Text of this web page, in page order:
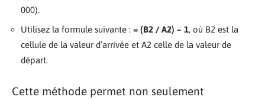
000).
Utilisez la formule suivante : = (B2 / A2) – 1, où B2 est la
cellule de la valeur d’arrivée et A2 celle de la valeur de
départ.
Cette méthode permet non seulement